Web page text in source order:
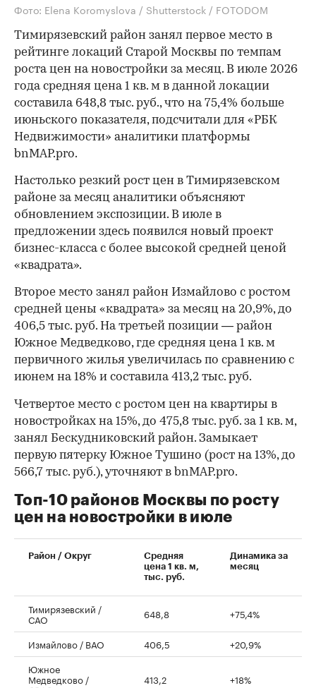
Фото: Elena Koromyslova / Shutterstock / FOTODOM
Тимирязевский район занял первое место в
рейтинге локаций Старой Москвы по темпам
роста цен на новостройки за месяц. В июле 2026
года средняя цена 1 кв. м в данной локации
составила 648,8 тыс. руб., что на 75,4% больше
июньского показателя, подсчитали для «РБК
Недвижимости» аналитики платформы
bnMAP.pro.
Настолько резкий рост цен в Тимирязевском
районе за месяц аналитики объясняют
обновлением экспозиции. В июле в
предложении здесь появился новый проект
бизнес-класса с более высокой средней ценой
«квадрата».
Второе место занял район Измайлово с ростом
средней цены «квадрата» за месяц на 20,9%, до
406,5 тыс. руб. На третьей позиции — район
Южное Медведково, где средняя цена 1 кв. м
первичного жилья увеличилась по сравнению с
июнем на 18% и составила 413,2 тыс. руб.
00:00 / 00:00
Четвертое место с ростом цен на квартиры в
новостройках на 15%, до 475,8 тыс. руб. за 1 кв. м,
занял Бескудниковский район. Замыкает
первую пятерку Южное Тушино (рост на 13%, до
566,7 тыс. руб.), уточняют в bnMAP.pro.
Топ-10 районов Москвы по росту
цен на новостройки в июле
Район / Округ
Средняя
цена 1 кв. м,
тыс. руб.
Динамика за
месяц
Тимирязевский /
САО 648,8 +75,4%
Измайлово / ВАО 406,5
+20,9%
Южное
Медведково / 413,2 +18%